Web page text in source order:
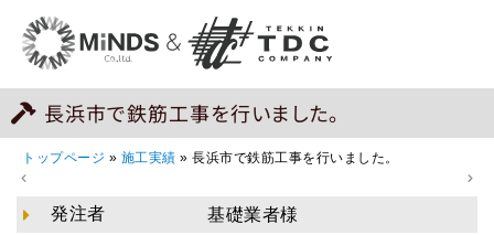
長浜市で鉄筋工事を行いました。
トップページ » 施工実績 » 長浜市で鉄筋工事を行いました。
発注者 基礎業者様